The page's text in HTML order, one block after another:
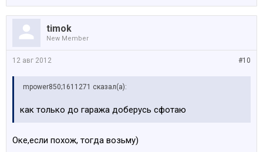
timok
New Member
#10
12 авг 2012
mpower850;1611271 сказал(а):
как только до гаража доберусь сфотаю
Оке,если похож, тогда возьму)